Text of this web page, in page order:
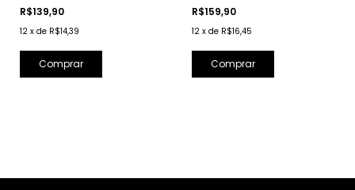
R$139,90
12 x de R$14,39
R$159,90
12 x de R$16,45